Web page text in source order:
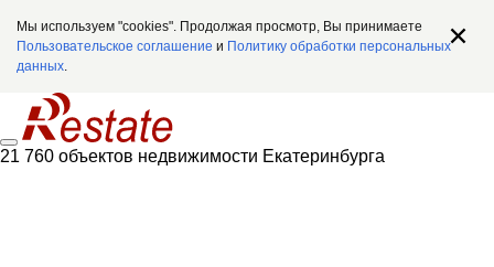
Мы используем "cookies". Продолжая просмотр, Вы принимаете
Пользовательское соглашение и Политику обработки персональных
данных.
21 760 объектов недвижимости Екатеринбурга